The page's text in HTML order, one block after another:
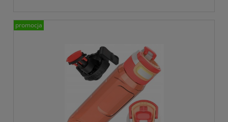
promocja